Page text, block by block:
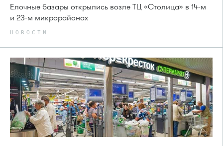
Елочные базары открылись возле ТЦ «Столица» в 14-м
и 23-м микрорайонах
НОВОСТИ